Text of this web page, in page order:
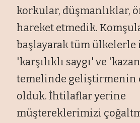
korkular, düşmanlıklar,
hareket etmedik.
başlayarak tüm
'karşılıklı saygı' ve
temelinde geliştirmenin
olduk. İhtilaflar yerine
müştereklerimizi